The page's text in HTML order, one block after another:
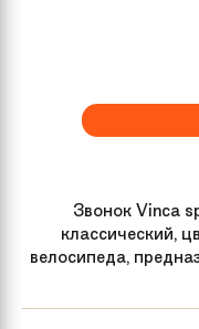
Рама велосипеда
Материал рамы
производителя
Звонок Vinca
классический,
велосипеда,